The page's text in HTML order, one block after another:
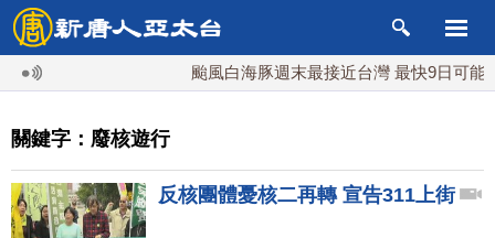
颱風白海豚週末最接近台灣 最快9日可能登
關鍵字：廢核遊行
反核團體憂核二再轉 宣告311上街